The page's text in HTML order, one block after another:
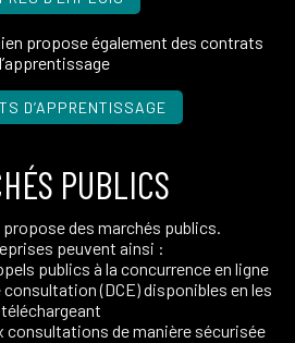
propose également des contrats
D’APPRENTISSAGE
PUBLICS
propose des marchés publics.
peuvent ainsi :
publics à la concurrence en ligne
(DCE) disponibles en les
téléchargeant
consultations de manière sécurisée